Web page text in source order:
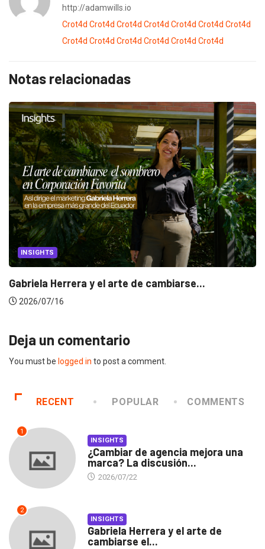
http://adamwills.io
Crot4d Crot4d Crot4d Crot4d Crot4d Crot4d Crot4d
Crot4d Crot4d Crot4d Crot4d Crot4d Crot4d
Notas relacionadas
INSIGHTS
Gabriela Herrera y el arte de cambiarse...
2026/07/16
Deja un comentario
You must be logged in to post a comment.
RECENT POPULAR COMMENTS
1
INSIGHTS
¿Cambiar de agencia mejora una
marca? La discusión...
2026/07/22
2
INSIGHTS
Gabriela Herrera y el arte de
cambiarse el...